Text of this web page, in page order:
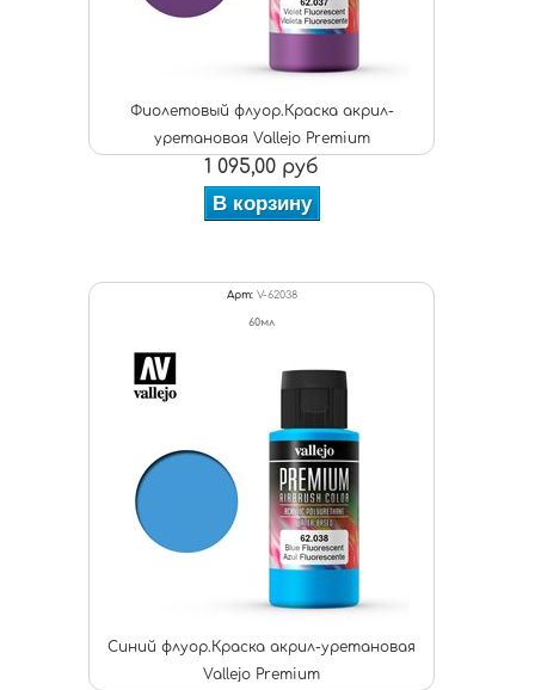
Фиолетовый флуор.Краска акрил-
уретановая Vallejo Premium
1 095,00 руб
В корзину
Арт: V-62038
60мл
Синий флуор.Краска акрил-уретановая
Vallejo Premium